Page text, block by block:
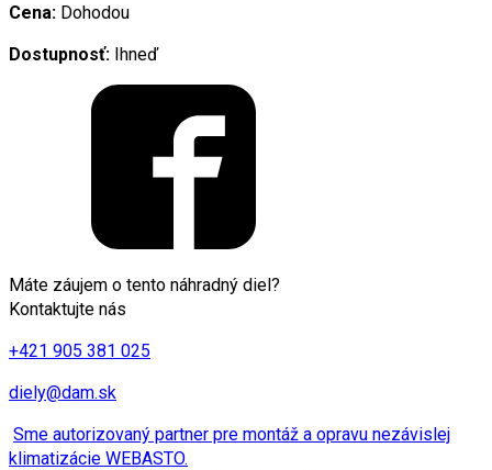
Cena: Dohodou
Dostupnosť: Ihneď
Máte záujem o tento náhradný diel?
Kontaktujte nás
+421 905 381 025
diely@dam.sk
Sme autorizovaný partner pre montáž a opravu nezávislej
klimatizácie WEBASTO.